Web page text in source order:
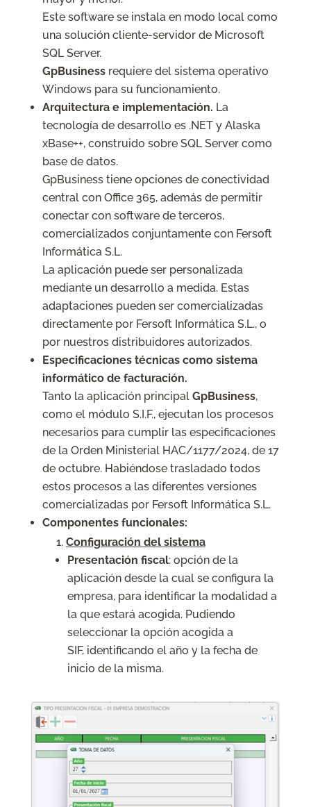
Este software se instala en modo local como
una solución cliente-servidor de Microsoft
SQL Server.
GpBusinessrequiere del sistema operativo
Windows para su funcionamiento.
Arquitectura e implementación. La
tecnología de desarrollo es .NET y Alaska
xBase++, construido sobre SQL Server como
base de datos.
GpBusiness tiene opciones de conectividad
central con Office 365, además de permitir
conectar con software de terceros,
comercializados conjuntamente con Fersoft
Informática S.L.
La aplicación puede ser personalizada
mediante un desarrollo a medida. Estas
adaptaciones pueden ser comercializadas
directamente por Fersoft Informática S.L., o
por nuestros distribuidores autorizados.
Especificaciones técnicas como sistema
informático de facturación.
Tanto la aplicación principal GpBusiness,
como el módulo S.I.F., ejecutan los procesos
necesarios para cumplir las especificaciones
de la Orden Ministerial HAC/1177/2024, de 17
de octubre. Habiéndose trasladado todos
estos procesos a las diferentes versiones
comercializadas por Fersoft Informática S.L.
Componentes funcionales:
Configuración del sistema
Presentación fiscal: opción de la
aplicación desde la cual se configura la
empresa, para identificar la modalidad a
la que estará acogida. Pudiendo
seleccionar la opción acogida a
SIF, identificando el año y la fecha de
inicio de la misma.